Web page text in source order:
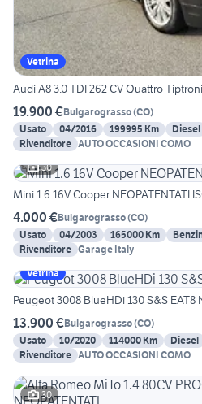
Vetrina
Audi A8 3.0 TDI 262 CV Quattro
19.900 €Bulgarograsso(CO)
Usato
04/2016 199995 Km Diesel
Rivenditore AUTO OCCASIONI COMO
30
Mini 1.6 16V Cooper NEOPATENTATI
4.000 €Bulgarograsso(CO)
Usato
04/2003 165000 Km
Rivenditore Garage Italy
Vetrina
Peugeot 3008 BlueHDi 130 S&S EAT8
13.900 €Bulgarograsso(CO)
Usato
10/2020 114000 Km Diesel
Rivenditore AUTO OCCASIONI COMO
30